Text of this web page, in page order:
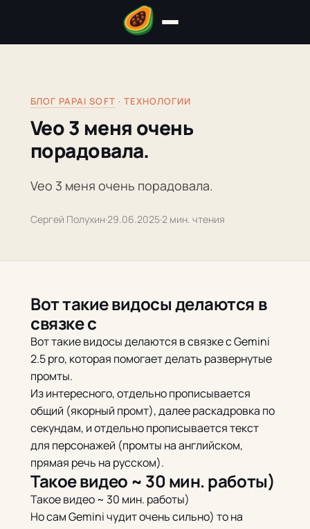
БЛОГ PAPAI SOFT · ТЕХНОЛОГИИ
Veo 3 меня очень
порадовала.
Veo 3 меня очень порадовала.
Сергей Полухин·29.06.2025·2 мин. чтения
Вот такие видосы делаются в
связке с
Вот такие видосы делаются в связке с Gemini
2.5 pro, которая помогает делать развернутые
промты.
Из интересного, отдельно прописывается
общий (якорный промт), далее раскадровка по
секундам, и отдельно прописывается текст
для персонажей (промты на английском,
прямая речь на русском).
Такое видео ~ 30 мин. работы)
Такое видео ~ 30 мин. работы)
Но сам Gemini чудит очень сильно) то на